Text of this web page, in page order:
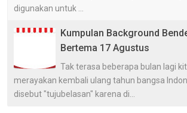
digunakan untuk ...
Kumpulan Background
Bertema 17 Agustus
Tak terasa beberapa bulan lagi
merayakan kembali ulang tahun bangsa
disebut "tujubelasan" karena di...